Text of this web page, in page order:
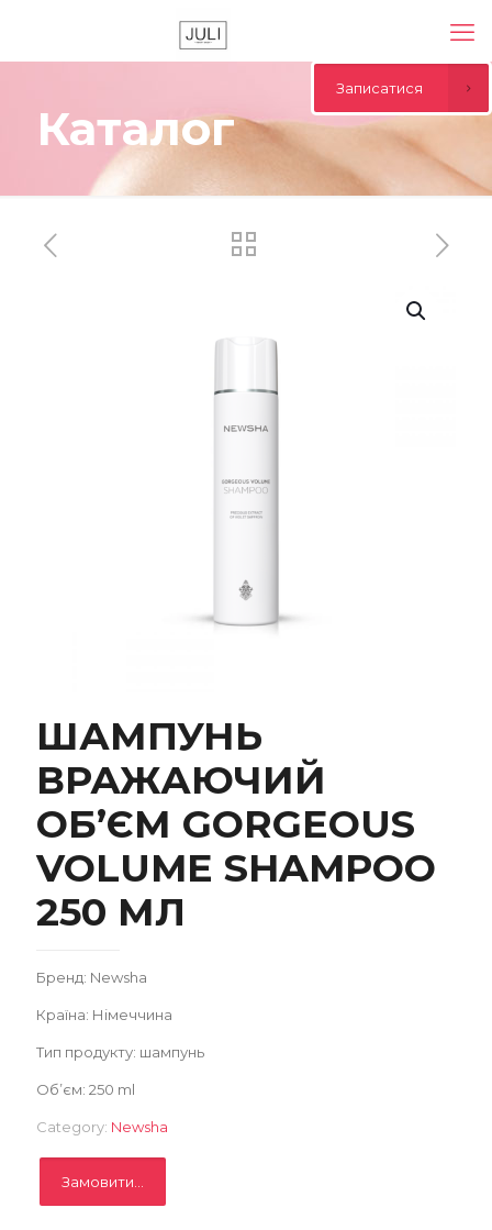
Каталог
ШАМПУНЬ
ВРАЖАЮЧИЙ
ОБ’ЄМ GORGEOUS
VOLUME SHAMPOO
250 МЛ
Бренд: Newsha
Країна: Німеччина
Тип продукту: шампунь
Об’єм: 250 ml
Category: Newsha
Замовити...
VOLUME SHAMPOO 250 МЛ
Замовити
Записатися